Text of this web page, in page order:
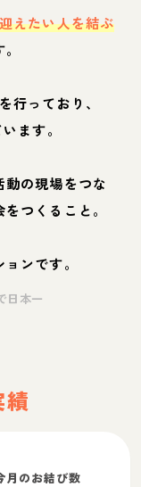
えたい人を結ぶ
行っており、
ます。
の現場をつな
つくること。
ンです。
日本一
績
月のお結び数